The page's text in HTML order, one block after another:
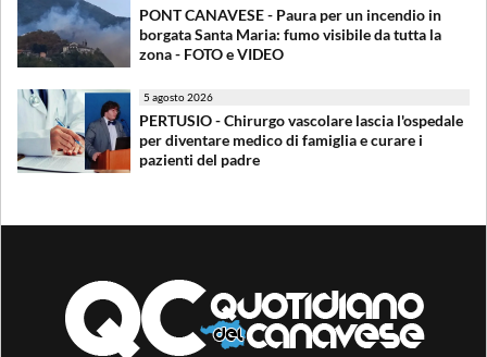
PONT CANAVESE - Paura per un incendio in
borgata Santa Maria: fumo visibile da tutta la
zona - FOTO e VIDEO
5 agosto 2026
PERTUSIO - Chirurgo vascolare lascia l'ospedale
per diventare medico di famiglia e curare i
pazienti del padre